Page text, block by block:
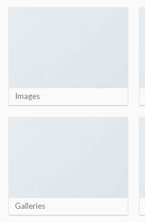
Images
Galleries